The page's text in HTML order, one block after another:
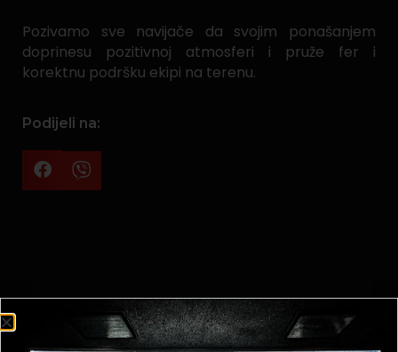
Pozivamo sve navijače da svojim ponašanjem
doprinesu pozitivnoj atmosferi i pruže fer i
korektnu podršku ekipi na terenu.
Podijeli na: